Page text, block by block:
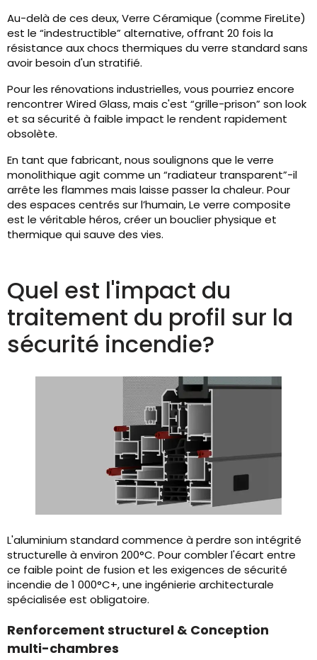
Au-delà de ces deux, Verre Céramique (comme FireLite)
est le “indestructible” alternative, offrant 20 fois la
résistance aux chocs thermiques du verre standard sans
avoir besoin d'un stratifié.
Pour les rénovations industrielles, vous pourriez encore
rencontrer Wired Glass, mais c'est “grille-prison” son look
et sa sécurité à faible impact le rendent rapidement
obsolète.
En tant que fabricant, nous soulignons que le verre
monolithique agit comme un “radiateur transparent”-il
arrête les flammes mais laisse passer la chaleur. Pour
des espaces centrés sur l’humain, Le verre composite
est le véritable héros, créer un bouclier physique et
thermique qui sauve des vies.
Quel est l'impact du
traitement du profil sur la
sécurité incendie?
L'aluminium standard commence à perdre son intégrité
structurelle à environ 200°C. Pour combler l'écart entre
ce faible point de fusion et les exigences de sécurité
incendie de 1 000°C+, une ingénierie architecturale
spécialisée est obligatoire.
Renforcement structurel & Conception
multi-chambres